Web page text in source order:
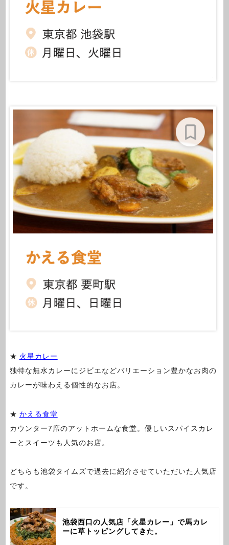
★ 火星カレー
独特な無水カレーにジビエなどバリエーション豊かなお肉の
カレーが味わえる個性的なお店。
★ かえる食堂
カウンター7席のアットホームな食堂。優しいスパイスカレ
ーとスイーツも人気のお店。
どちらも池袋タイムズで過去に紹介させていただいた人気店
です。
池袋西口の人気店「火星カレー」で馬カレ
ーに草トッピングしてきた。